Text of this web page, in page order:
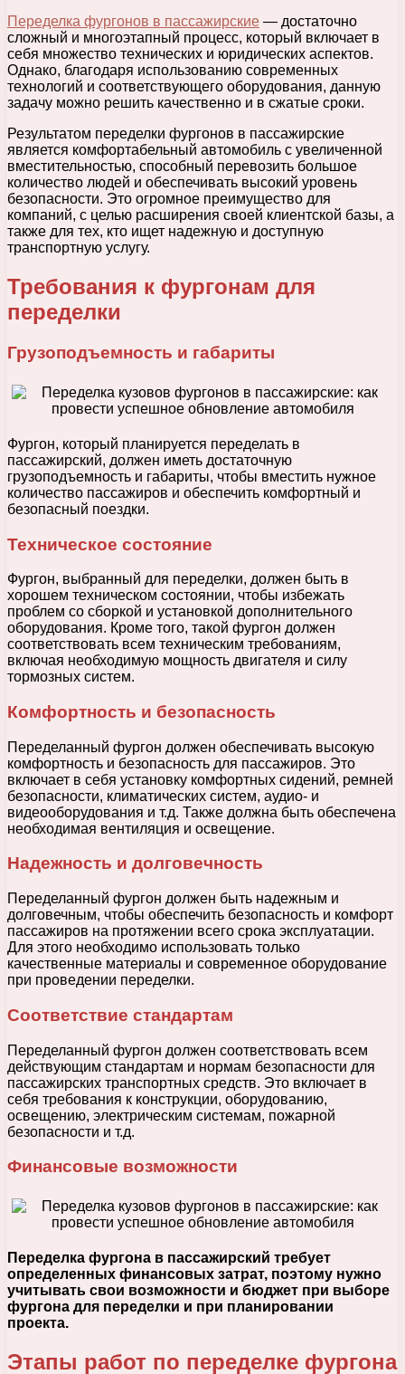
Переделка фургонов в пассажирские — достаточно
сложный и многоэтапный процесс, который включает в
себя множество технических и юридических аспектов.
Однако, благодаря использованию современных
технологий и соответствующего оборудования, данную
задачу можно решить качественно и в сжатые сроки.
Результатом переделки фургонов в пассажирские
является комфортабельный автомобиль с увеличенной
вместительностью, способный перевозить большое
количество людей и обеспечивать высокий уровень
безопасности. Это огромное преимущество для
компаний, с целью расширения своей клиентской базы, а
также для тех, кто ищет надежную и доступную
транспортную услугу.
Требования к фургонам для
переделки
Грузоподъемность и габариты
Фургон, который планируется переделать в
пассажирский, должен иметь достаточную
грузоподъемность и габариты, чтобы вместить нужное
количество пассажиров и обеспечить комфортный и
безопасный поездки.
Техническое состояние
Фургон, выбранный для переделки, должен быть в
хорошем техническом состоянии, чтобы избежать
проблем со сборкой и установкой дополнительного
оборудования. Кроме того, такой фургон должен
соответствовать всем техническим требованиям,
включая необходимую мощность двигателя и силу
тормозных систем.
Комфортность и безопасность
Переделанный фургон должен обеспечивать высокую
комфортность и безопасность для пассажиров. Это
включает в себя установку комфортных сидений, ремней
безопасности, климатических систем, аудио- и
видеооборудования и т.д. Также должна быть обеспечена
необходимая вентиляция и освещение.
Надежность и долговечность
Переделанный фургон должен быть надежным и
долговечным, чтобы обеспечить безопасность и комфорт
пассажиров на протяжении всего срока эксплуатации.
Для этого необходимо использовать только
качественные материалы и современное оборудование
при проведении переделки.
Соответствие стандартам
Переделанный фургон должен соответствовать всем
действующим стандартам и нормам безопасности для
пассажирских транспортных средств. Это включает в
себя требования к конструкции, оборудованию,
освещению, электрическим системам, пожарной
безопасности и т.д.
Финансовые возможности
Переделка фургона в пассажирский требует
определенных финансовых затрат, поэтому нужно
учитывать свои возможности и бюджет при выборе
фургона для переделки и при планировании
проекта.
Этапы работ по переделке фургона